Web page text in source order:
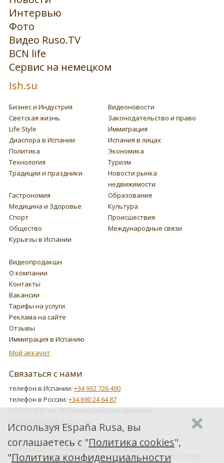
Интервью
Фото
Видео Ruso.TV
BCN life
Сервис на немецком
Ish.su
Бизнес и Индустрия
Видеоновости
Светская жизнь
Законодательство и право
Life Style
Иммиграция
Диаспора в Испании
Испания в лицах
Политика
Экономика
Технология
Туризм
Традиции и праздники
Новости рынка
недвижимости
Гастрономия
Образование
Медицина и Здоровье
Культура
Спорт
Происшествия
Общество
Международные связи
Курьезы в Испании
Видеопродакшн
О компании
Контакты
Вакансии
Тарифы на услуги
Реклама на сайте
Отзывы
Иммиграция в Испанию
Мой аккаунт
Связаться с нами
телефон в Испании: +34 932 726 490
телефон в России: +34 690 24 64 87
info@espanarusa.com
Соглашение пользователя
Политика cookies
Политика конфиденциальности для пользователей ЕС
Как Google обрабатывает информацию о пользователях, получаемую
Используя España Rusa, вы
соглашаетесь с "Политика cookies",
"Политика конфиденциальности